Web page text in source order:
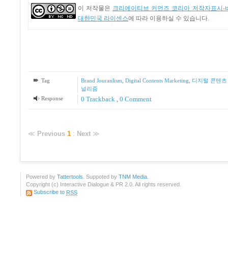
이 저작물은 크리에이티브 커먼즈 코리아 저작자표시-
대한민국 라이센스에 따라 이용하실 수 있습니다.
Tag Brand Jouranlism Digital Contents Marketing
디지털 콘텐
널리즘
Response
0 Trackback 0 Comment
≪ Previous 1 : Next ≫
Powered by Tattertools. Suppoted by TNM Media.
Copyright (c) Interactive Dialogue & PR 2.0. All rights reserved.
Subscribe to RSS